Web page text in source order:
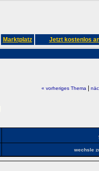
Marktplatz Jetzt kostenlos
« vorheriges Thema|
wechsle